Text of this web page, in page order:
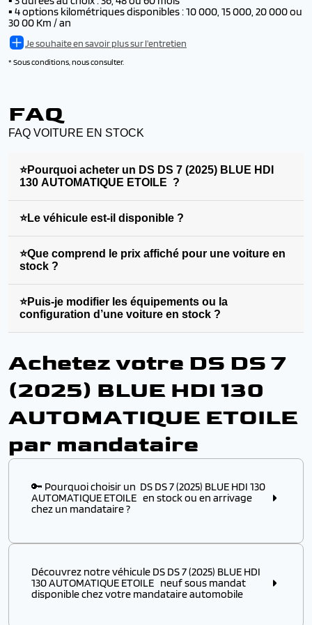
▪️ 4 options kilométriques disponibles : 10 000, 15 000, 20 000 ou
30 00 Km / an
Je souhaite en savoir plus sur l'entretien
* Sous conditions, nous consulter.
FAQ
FAQ VOITURE EN STOCK
⭐Pourquoi acheter un DS DS 7 (2025) BLUE HDI
130 AUTOMATIQUE ETOILE ?
⭐Le véhicule est-il disponible ?
⭐Que comprend le prix affiché pour une voiture en
stock ?
⭐Puis-je modifier les équipements ou la
configuration d’une voiture en stock ?
Achetez votre DS DS 7
(2025) BLUE HDI 130
AUTOMATIQUE ETOILE
par mandataire
🔑 Pourquoi choisir un DS DS 7 (2025) BLUE HDI 130
AUTOMATIQUE ETOILE en stock ou en arrivage
chez un mandataire ?
Choisir ce modèleen stockouen arrivagechez un
✔️ D’obtenir unmodèle disponible immédiatement ,
sans attendre plusieurs mois de délai usine
Découvrez notre véhicule DS DS 7 (2025) BLUE HDI
130 AUTOMATIQUE ETOILE neuf sous mandat
disponible chez votre mandataire automobile